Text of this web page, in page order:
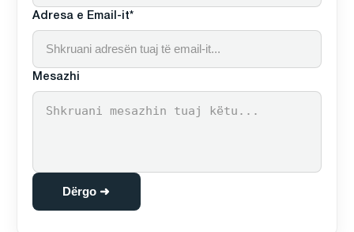
Adresa e Email-it*
Mesazhi
Dërgo ➜